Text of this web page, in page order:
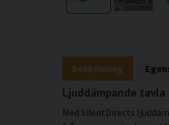
Beskrivning
Ljuddämpande
Med SilentDirects